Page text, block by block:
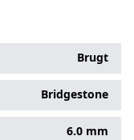
Brugt
Bridgestone
6.0 mm